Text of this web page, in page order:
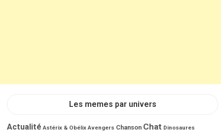
Les memes par univers
Actualité Astérix & Obélix Avengers Chanson Chat Dinosaures